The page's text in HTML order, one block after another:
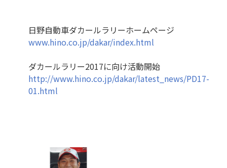
日野自動車ダカールラリーホームページ
www.hino.co.jp/dakar/index.html
ダカールラリー2017に向け活動開始
http://www.hino.co.jp/dakar/latest_news/PD17-
01.html